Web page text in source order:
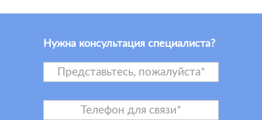
Нужна консультация специалиста?